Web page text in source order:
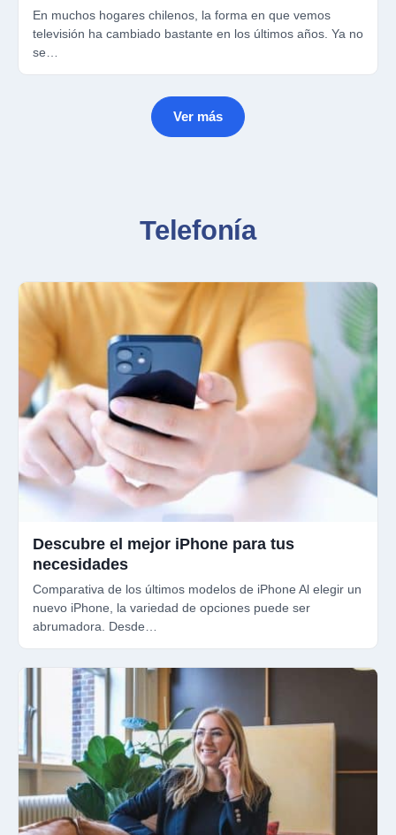
En muchos hogares chilenos, la forma en que vemos
televisión ha cambiado bastante en los últimos años. Ya no
se…
Ver más
Telefonía
Descubre el mejor iPhone para tus
necesidades
Comparativa de los últimos modelos de iPhone Al elegir un
nuevo iPhone, la variedad de opciones puede ser
abrumadora. Desde…